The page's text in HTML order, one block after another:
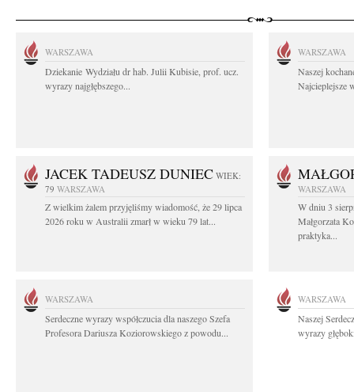
WARSZAWA
Dziekanie Wydziału dr hab. Julii Kubisie, prof. ucz.
wyrazy najgłębszego...
WARSZAWA
Naszej
Najcieplejsze
JACEK TADEUSZ DUNIEC WIEK:
79 WARSZAWA
Z wielkim żalem przyjęliśmy wiadomość, że 29 lipca
2026 roku w Australii zmarł w wieku 79 lat...
WARSZAWA
W dniu 3
Małgorzata
praktyka...
WARSZAWA
Serdeczne wyrazy współczucia dla naszego Szefa
Profesora Dariusza Koziorowskiego z powodu...
WARSZAWA
Naszej
wyrazy